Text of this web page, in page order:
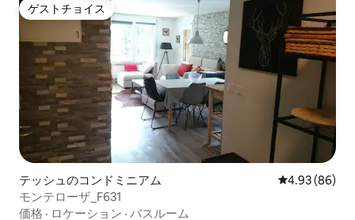
ゲストチョイス
ゲストチョイス
テッシュのコンドミニアム レビュー86
4.93 (86)
モンテローザ_F631
価格 · ロケーション · バスルーム